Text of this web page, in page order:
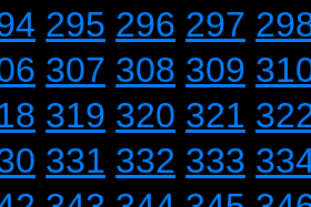
295 296 297
307 308 309
319 320 321
331 332 333